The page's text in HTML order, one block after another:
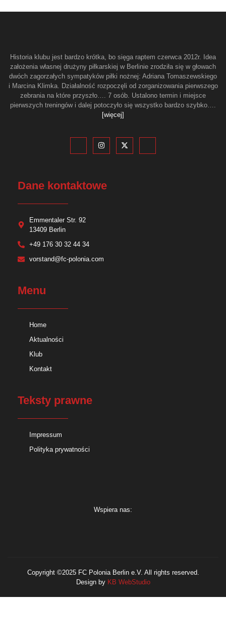
Historia klubu jest bardzo krótka, bo sięga raptem czerwca 2012r. Idea
założenia własnej drużyny piłkarskiej w Berlinie zrodziła się w głowach
dwóch zagorzałych sympatyków piłki nożnej: Adriana Tomaszewskiego
i Marcina Klimka. Działalność rozpoczęli od zorganizowania pierwszego
zebrania na które przyszło…. 7 osób. Ustalono termin i miejsce
pierwszych treningów i dalej potoczyło się wszystko bardzo szybko….
[więcej]
Dane kontaktowe
Emmentaler Str. 92
13409 Berlin
+49 176 30 32 44 34
vorstand@fc-polonia.com
Menu
Home
Aktualności
Klub
Kontakt
Teksty prawne
Impressum
Polityka prywatności
Wspiera nas:
Copyright ©2025 FC Polonia Berlin e.V. All rights reserved.
Design by KB WebStudio